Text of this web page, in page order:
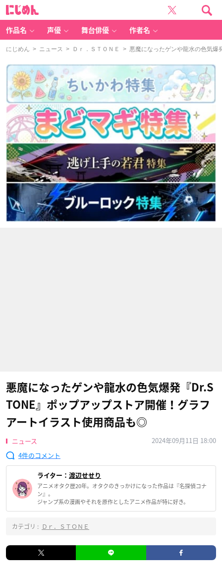
作品名 声優 舞台俳優 作者名
にじめん > ニュース > Ｄｒ．ＳＴＯＮＥ > 悪魔になったゲンや龍水の色気爆
悪魔になったゲンや龍水の色気爆発『Dr.S
TONE』ポップアップストア開催！グラフ
アートイラスト使用商品も◎
ニュース
2024年09月11日 18:00
4
ライター： 渡辺せせり
アニメオタク歴20年。オタクのきっかけになった作品は『名探偵コナ
ン』。
ジャンプ系の漫画やそれを原作としたアニメ作品が特に好き。
カテゴリ : Ｄｒ．ＳＴＯＮＥ